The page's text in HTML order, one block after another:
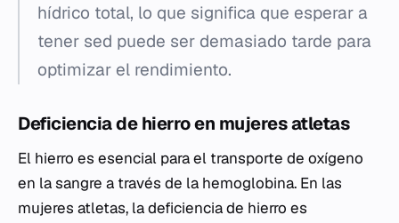
hídrico total, lo que significa que esperar a
tener sed puede ser demasiado tarde para
optimizar el rendimiento.
Deficiencia de hierro en mujeres atletas
El hierro es esencial para el transporte de oxígeno
en la sangre a través de la hemoglobina. En las
mujeres atletas, la deficiencia de hierro es